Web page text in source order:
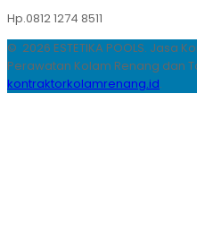
Hp.0812 1274 8511
© 2026 ESTETIKA POOLS. Jasa
Perawatan Kolam Renang dan
kontraktorkolamrenang.id.